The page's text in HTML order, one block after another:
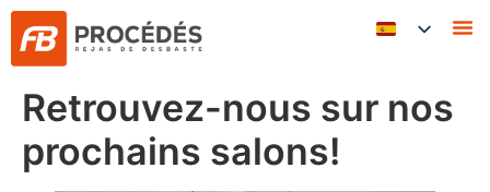
Retrouvez-nous sur nos
prochains salons!